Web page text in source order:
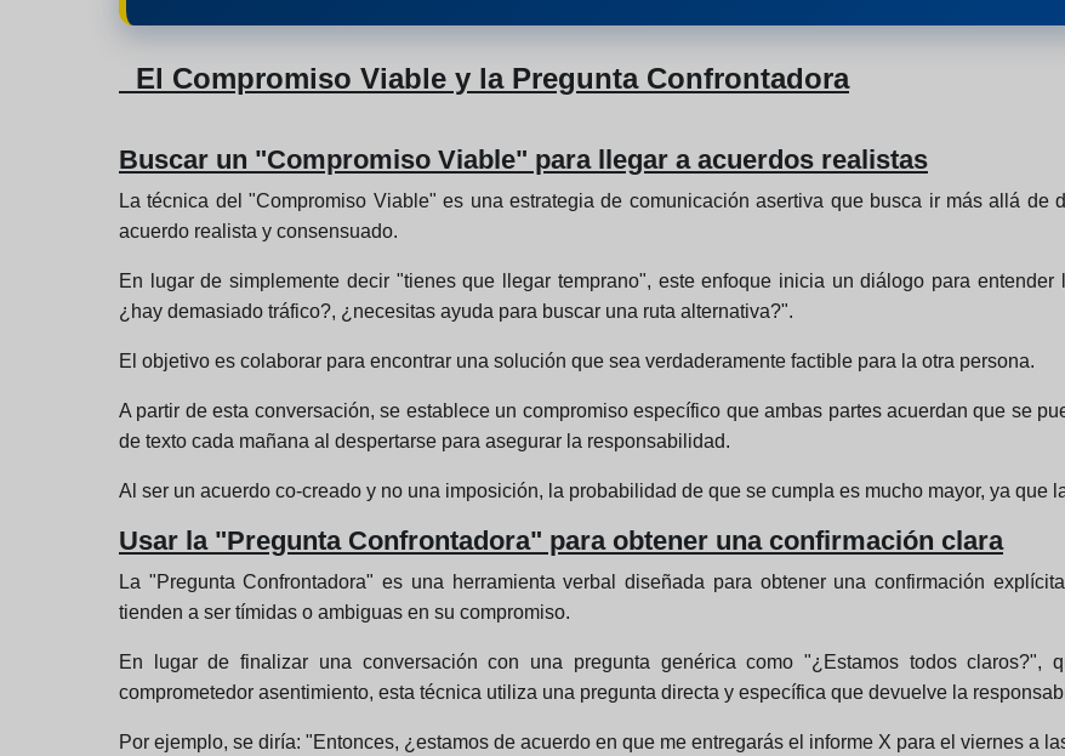
El Compromiso Viable y la Pregunta Confrontadora
Buscar un "Compromiso Viable" para llegar a acuerdos realistas
La técnica del "Compromiso Viable" es una estrategia de comunicación asertiva que busca ir más allá de
acuerdo realista y consensuado.
En lugar de simplemente decir "tienes que llegar temprano", este enfoque inicia un diálogo para
¿hay demasiado tráfico?, ¿necesitas ayuda para buscar una ruta alternativa?".
El objetivo es colaborar para encontrar una solución que sea verdaderamente factible para la otra persona.
A partir de esta conversación, se establece un compromiso específico que ambas partes acuerdan que se
de texto cada mañana al despertarse para asegurar la responsabilidad.
Al ser un acuerdo co-creado y no una imposición, la probabilidad de que se cumpla es mucho mayor, ya que
Usar la "Pregunta Confrontadora" para obtener una confirmación clara
La "Pregunta Confrontadora" es una herramienta verbal diseñada para obtener una confirmación
tienden a ser tímidas o ambiguas en su compromiso.
En lugar de finalizar una conversación con una pregunta genérica como "¿Estamos todos
comprometedor asentimiento, esta técnica utiliza una pregunta directa y específica que devuelve la
Por ejemplo, se diría: "Entonces, ¿estamos de acuerdo en que me entregarás el informe X para el viernes a